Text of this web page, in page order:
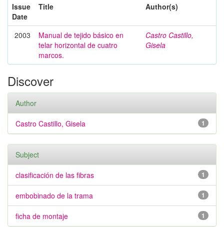
Issue
Date
Title Author(s)
2003
Manual de tejido básico en
telar horizontal de cuatro
marcos.
Castro Castillo,
Gisela
Discover
Author
1
Castro Castillo, Gisela
Subject
1
clasificación de las fibras
1
embobinado de la trama
1
ficha de montaje